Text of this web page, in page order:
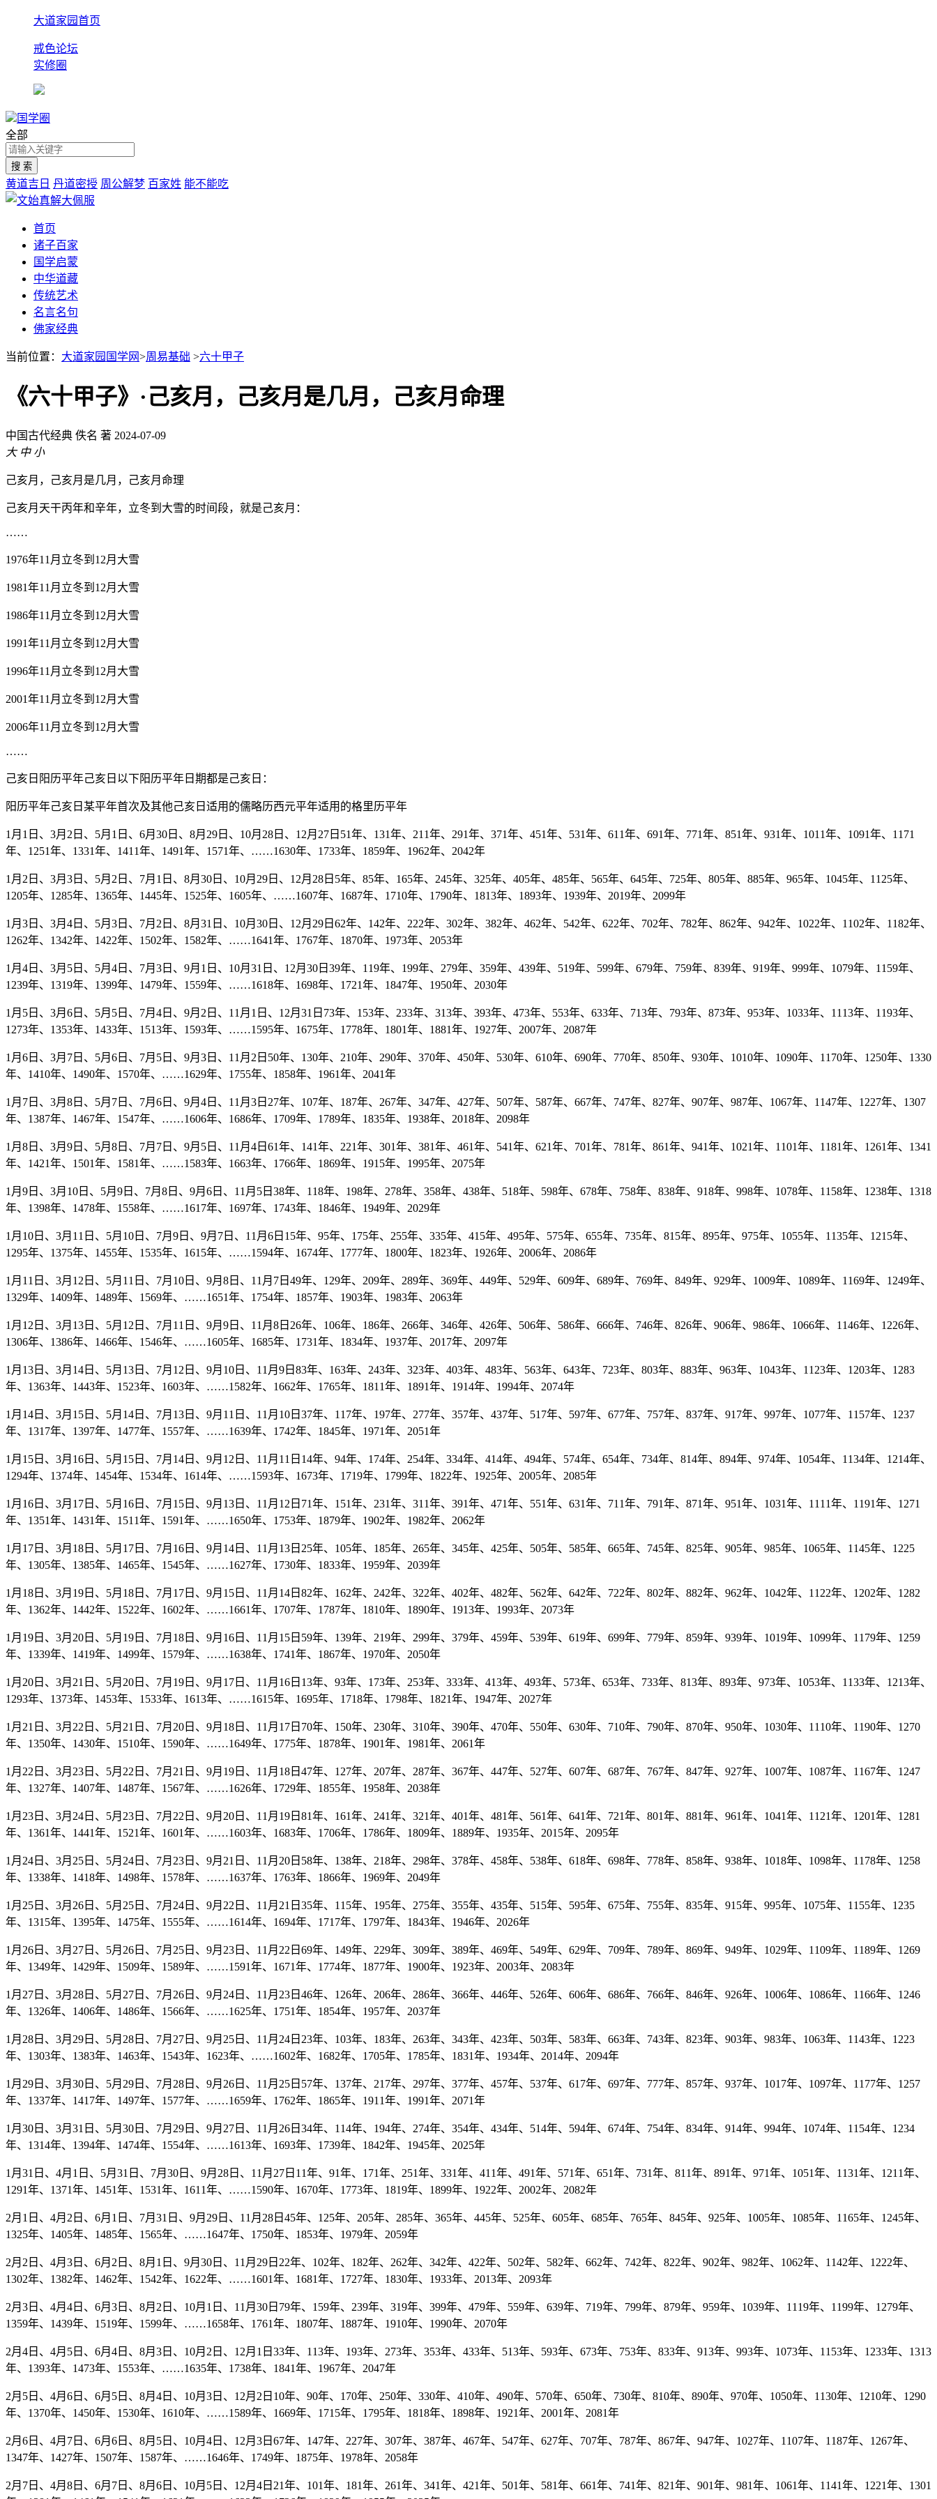
大道家园首页
戒色论坛
实修圈
国学圈
全部
黄道吉日 丹道密授 周公解梦 百家姓 能不能吃
首页
诸子百家
国学启蒙
中华道藏
传统艺术
名言名句
佛家经典
当前位置： 大道家园国学网>周易基础 >六十甲子
《六十甲子》·己亥月，己亥月是几月，己亥月命理
中国古代经典 佚名 著 2024-07-09
大 中 小
己亥月，己亥月是几月，己亥月命理
己亥月天干丙年和辛年，立冬到大雪的时间段，就是己亥月：
……
1976年11月立冬到12月大雪
1981年11月立冬到12月大雪
1986年11月立冬到12月大雪
1991年11月立冬到12月大雪
1996年11月立冬到12月大雪
2001年11月立冬到12月大雪
2006年11月立冬到12月大雪
……
己亥日阳历平年己亥日以下阳历平年日期都是己亥日：
阳历平年己亥日某平年首次及其他己亥日适用的儒略历西元平年适用的格里历平年
1月1日、3月2日、5月1日、6月30日、8月29日、10月28日、12月27日51年、131年、211年、291年、371年、451年、531年、611年、691年、771年、851年、931年、1011年、1091年、1171
年、1251年、1331年、1411年、1491年、1571年、……1630年、1733年、1859年、1962年、2042年
1月2日、3月3日、5月2日、7月1日、8月30日、10月29日、12月28日5年、85年、165年、245年、325年、405年、485年、565年、645年、725年、805年、885年、965年、1045年、1125年、
1205年、1285年、1365年、1445年、1525年、1605年、……1607年、1687年、1710年、1790年、1813年、1893年、1939年、2019年、2099年
1月3日、3月4日、5月3日、7月2日、8月31日、10月30日、12月29日62年、142年、222年、302年、382年、462年、542年、622年、702年、782年、862年、942年、1022年、1102年、1182年、
1262年、1342年、1422年、1502年、1582年、……1641年、1767年、1870年、1973年、2053年
1月4日、3月5日、5月4日、7月3日、9月1日、10月31日、12月30日39年、119年、199年、279年、359年、439年、519年、599年、679年、759年、839年、919年、999年、1079年、1159年、
1239年、1319年、1399年、1479年、1559年、……1618年、1698年、1721年、1847年、1950年、2030年
1月5日、3月6日、5月5日、7月4日、9月2日、11月1日、12月31日73年、153年、233年、313年、393年、473年、553年、633年、713年、793年、873年、953年、1033年、1113年、1193年、
1273年、1353年、1433年、1513年、1593年、……1595年、1675年、1778年、1801年、1881年、1927年、2007年、2087年
1月6日、3月7日、5月6日、7月5日、9月3日、11月2日50年、130年、210年、290年、370年、450年、530年、610年、690年、770年、850年、930年、1010年、1090年、1170年、1250年、1330
年、1410年、1490年、1570年、……1629年、1755年、1858年、1961年、2041年
1月7日、3月8日、5月7日、7月6日、9月4日、11月3日27年、107年、187年、267年、347年、427年、507年、587年、667年、747年、827年、907年、987年、1067年、1147年、1227年、1307
年、1387年、1467年、1547年、……1606年、1686年、1709年、1789年、1835年、1938年、2018年、2098年
1月8日、3月9日、5月8日、7月7日、9月5日、11月4日61年、141年、221年、301年、381年、461年、541年、621年、701年、781年、861年、941年、1021年、1101年、1181年、1261年、1341
年、1421年、1501年、1581年、……1583年、1663年、1766年、1869年、1915年、1995年、2075年
1月9日、3月10日、5月9日、7月8日、9月6日、11月5日38年、118年、198年、278年、358年、438年、518年、598年、678年、758年、838年、918年、998年、1078年、1158年、1238年、1318
年、1398年、1478年、1558年、……1617年、1697年、1743年、1846年、1949年、2029年
1月10日、3月11日、5月10日、7月9日、9月7日、11月6日15年、95年、175年、255年、335年、415年、495年、575年、655年、735年、815年、895年、975年、1055年、1135年、1215年、
1295年、1375年、1455年、1535年、1615年、……1594年、1674年、1777年、1800年、1823年、1926年、2006年、2086年
1月11日、3月12日、5月11日、7月10日、9月8日、11月7日49年、129年、209年、289年、369年、449年、529年、609年、689年、769年、849年、929年、1009年、1089年、1169年、1249年、
1329年、1409年、1489年、1569年、……1651年、1754年、1857年、1903年、1983年、2063年
1月12日、3月13日、5月12日、7月11日、9月9日、11月8日26年、106年、186年、266年、346年、426年、506年、586年、666年、746年、826年、906年、986年、1066年、1146年、1226年、
1306年、1386年、1466年、1546年、……1605年、1685年、1731年、1834年、1937年、2017年、2097年
1月13日、3月14日、5月13日、7月12日、9月10日、11月9日83年、163年、243年、323年、403年、483年、563年、643年、723年、803年、883年、963年、1043年、1123年、1203年、1283
年、1363年、1443年、1523年、1603年、……1582年、1662年、1765年、1811年、1891年、1914年、1994年、2074年
1月14日、3月15日、5月14日、7月13日、9月11日、11月10日37年、117年、197年、277年、357年、437年、517年、597年、677年、757年、837年、917年、997年、1077年、1157年、1237
年、1317年、1397年、1477年、1557年、……1639年、1742年、1845年、1971年、2051年
1月15日、3月16日、5月15日、7月14日、9月12日、11月11日14年、94年、174年、254年、334年、414年、494年、574年、654年、734年、814年、894年、974年、1054年、1134年、1214年、
1294年、1374年、1454年、1534年、1614年、……1593年、1673年、1719年、1799年、1822年、1925年、2005年、2085年
1月16日、3月17日、5月16日、7月15日、9月13日、11月12日71年、151年、231年、311年、391年、471年、551年、631年、711年、791年、871年、951年、1031年、1111年、1191年、1271
年、1351年、1431年、1511年、1591年、……1650年、1753年、1879年、1902年、1982年、2062年
1月17日、3月18日、5月17日、7月16日、9月14日、11月13日25年、105年、185年、265年、345年、425年、505年、585年、665年、745年、825年、905年、985年、1065年、1145年、1225
年、1305年、1385年、1465年、1545年、……1627年、1730年、1833年、1959年、2039年
1月18日、3月19日、5月18日、7月17日、9月15日、11月14日82年、162年、242年、322年、402年、482年、562年、642年、722年、802年、882年、962年、1042年、1122年、1202年、1282
年、1362年、1442年、1522年、1602年、……1661年、1707年、1787年、1810年、1890年、1913年、1993年、2073年
1月19日、3月20日、5月19日、7月18日、9月16日、11月15日59年、139年、219年、299年、379年、459年、539年、619年、699年、779年、859年、939年、1019年、1099年、1179年、1259
年、1339年、1419年、1499年、1579年、……1638年、1741年、1867年、1970年、2050年
1月20日、3月21日、5月20日、7月19日、9月17日、11月16日13年、93年、173年、253年、333年、413年、493年、573年、653年、733年、813年、893年、973年、1053年、1133年、1213年、
1293年、1373年、1453年、1533年、1613年、……1615年、1695年、1718年、1798年、1821年、1947年、2027年
1月21日、3月22日、5月21日、7月20日、9月18日、11月17日70年、150年、230年、310年、390年、470年、550年、630年、710年、790年、870年、950年、1030年、1110年、1190年、1270
年、1350年、1430年、1510年、1590年、……1649年、1775年、1878年、1901年、1981年、2061年
1月22日、3月23日、5月22日、7月21日、9月19日、11月18日47年、127年、207年、287年、367年、447年、527年、607年、687年、767年、847年、927年、1007年、1087年、1167年、1247
年、1327年、1407年、1487年、1567年、……1626年、1729年、1855年、1958年、2038年
1月23日、3月24日、5月23日、7月22日、9月20日、11月19日81年、161年、241年、321年、401年、481年、561年、641年、721年、801年、881年、961年、1041年、1121年、1201年、1281
年、1361年、1441年、1521年、1601年、……1603年、1683年、1706年、1786年、1809年、1889年、1935年、2015年、2095年
1月24日、3月25日、5月24日、7月23日、9月21日、11月20日58年、138年、218年、298年、378年、458年、538年、618年、698年、778年、858年、938年、1018年、1098年、1178年、1258
年、1338年、1418年、1498年、1578年、……1637年、1763年、1866年、1969年、2049年
1月25日、3月26日、5月25日、7月24日、9月22日、11月21日35年、115年、195年、275年、355年、435年、515年、595年、675年、755年、835年、915年、995年、1075年、1155年、1235
年、1315年、1395年、1475年、1555年、……1614年、1694年、1717年、1797年、1843年、1946年、2026年
1月26日、3月27日、5月26日、7月25日、9月23日、11月22日69年、149年、229年、309年、389年、469年、549年、629年、709年、789年、869年、949年、1029年、1109年、1189年、1269
年、1349年、1429年、1509年、1589年、……1591年、1671年、1774年、1877年、1900年、1923年、2003年、2083年
1月27日、3月28日、5月27日、7月26日、9月24日、11月23日46年、126年、206年、286年、366年、446年、526年、606年、686年、766年、846年、926年、1006年、1086年、1166年、1246
年、1326年、1406年、1486年、1566年、……1625年、1751年、1854年、1957年、2037年
1月28日、3月29日、5月28日、7月27日、9月25日、11月24日23年、103年、183年、263年、343年、423年、503年、583年、663年、743年、823年、903年、983年、1063年、1143年、1223
年、1303年、1383年、1463年、1543年、1623年、……1602年、1682年、1705年、1785年、1831年、1934年、2014年、2094年
1月29日、3月30日、5月29日、7月28日、9月26日、11月25日57年、137年、217年、297年、377年、457年、537年、617年、697年、777年、857年、937年、1017年、1097年、1177年、1257
年、1337年、1417年、1497年、1577年、……1659年、1762年、1865年、1911年、1991年、2071年
1月30日、3月31日、5月30日、7月29日、9月27日、11月26日34年、114年、194年、274年、354年、434年、514年、594年、674年、754年、834年、914年、994年、1074年、1154年、1234
年、1314年、1394年、1474年、1554年、……1613年、1693年、1739年、1842年、1945年、2025年
1月31日、4月1日、5月31日、7月30日、9月28日、11月27日11年、91年、171年、251年、331年、411年、491年、571年、651年、731年、811年、891年、971年、1051年、1131年、1211年、
1291年、1371年、1451年、1531年、1611年、……1590年、1670年、1773年、1819年、1899年、1922年、2002年、2082年
2月1日、4月2日、6月1日、7月31日、9月29日、11月28日45年、125年、205年、285年、365年、445年、525年、605年、685年、765年、845年、925年、1005年、1085年、1165年、1245年、
1325年、1405年、1485年、1565年、……1647年、1750年、1853年、1979年、2059年
2月2日、4月3日、6月2日、8月1日、9月30日、11月29日22年、102年、182年、262年、342年、422年、502年、582年、662年、742年、822年、902年、982年、1062年、1142年、1222年、
1302年、1382年、1462年、1542年、1622年、……1601年、1681年、1727年、1830年、1933年、2013年、2093年
2月3日、4月4日、6月3日、8月2日、10月1日、11月30日79年、159年、239年、319年、399年、479年、559年、639年、719年、799年、879年、959年、1039年、1119年、1199年、1279年、
1359年、1439年、1519年、1599年、……1658年、1761年、1807年、1887年、1910年、1990年、2070年
2月4日、4月5日、6月4日、8月3日、10月2日、12月1日33年、113年、193年、273年、353年、433年、513年、593年、673年、753年、833年、913年、993年、1073年、1153年、1233年、1313
年、1393年、1473年、1553年、……1635年、1738年、1841年、1967年、2047年
2月5日、4月6日、6月5日、8月4日、10月3日、12月2日10年、90年、170年、250年、330年、410年、490年、570年、650年、730年、810年、890年、970年、1050年、1130年、1210年、1290
年、1370年、1450年、1530年、1610年、……1589年、1669年、1715年、1795年、1818年、1898年、1921年、2001年、2081年
2月6日、4月7日、6月6日、8月5日、10月4日、12月3日67年、147年、227年、307年、387年、467年、547年、627年、707年、787年、867年、947年、1027年、1107年、1187年、1267年、
1347年、1427年、1507年、1587年、……1646年、1749年、1875年、1978年、2058年
2月7日、4月8日、6月7日、8月6日、10月5日、12月4日21年、101年、181年、261年、341年、421年、501年、581年、661年、741年、821年、901年、981年、1061年、1141年、1221年、1301